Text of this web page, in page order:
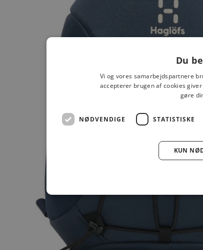
Du
Vi og vores samarbejdspartnere
accepterer brugen af cookies
gøre
NØDVENDIGE STATISTISKE
KUN